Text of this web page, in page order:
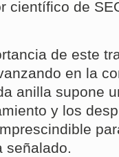
científico de
de este
en la
anilla supone
y los
señalado.